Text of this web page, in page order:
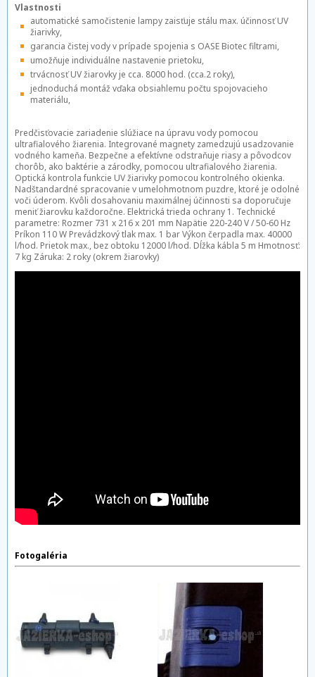
Vlastnosti
automatické samočistenie lampy zaisťuje stálu max. účinnosť UV
žiarivky,
garancia čistej vody v prípade spojenia s OASE Biotec filtrami,
umožňuje individuálne nastavenie prietoku,
trvácnosť UV žiarovky je cca. 8000 hod. (cca.2 roky),
jednoduchá montáž vďaka obsiahlemu počtu spojovacieho
materiálu,
Predčisťovacie zariadenie slúžiace na úpravu vody pomocou
ultrafialového žiarenia. Integrované magnety zamedzujú usadzovanie
vodného kameňa. Bezpečne a efektívne odstraňuje riasy a pôvodcov
chorôb, ako baktérie a zárodky, pomocou ultrafialového žiarenia.
Optická kontrola funkcie UV žiarivky pomocou kontrolného okienka.
Nadštandardné spracovanie v umelohmotnom puzdre, ktoré je odolné
voči úderom. Kvôli dosahovaniu maximálnej účinnosti sa doporučuje
meniť žiarovku každoročne. Elektrická trieda ochrany 1. Technické
parametre: Rozmer 731 x 216 x 201 mm Napätie 220-240 V / 50-60 Hz
Príkon 110 W Prevádzkový tlak max. 1 bar Výkon čerpadla max. 40000
l/hod. Prietok max., bez obtoku 12000 l/hod. Dĺžka kábla 5 m Hmotnosť:
7 kg Záruka: 2 roky (okrem žiarovky)
Fotogaléria